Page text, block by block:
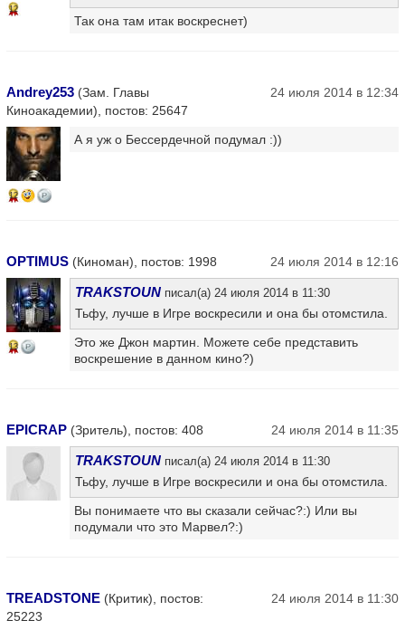
12
Так она там итак воскреснет)
Andrey253 (Зам. Главы
Киноакадемии), постов: 25647
24 июля 2014 в 12:34
12
А я уж о Бессердечной подумал :))
OPTIMUS (Киноман), постов: 1998 24 июля 2014 в 12:16
13
TRAKSTOUN писал(а) 24 июля 2014 в 11:30
Тьфу, лучше в Игре воскресили и она бы отомстила.
Это же Джон мартин. Можете себе представить
воскрешение в данном кино?)
EPICRAP (Зритель), постов: 408 24 июля 2014 в 11:35
TRAKSTOUN писал(а) 24 июля 2014 в 11:30
Тьфу, лучше в Игре воскресили и она бы отомстила.
Вы понимаете что вы сказали сейчас?:) Или вы
подумали что это Марвел?:)
TREADSTONE (Критик), постов:
25223
24 июля 2014 в 11:30